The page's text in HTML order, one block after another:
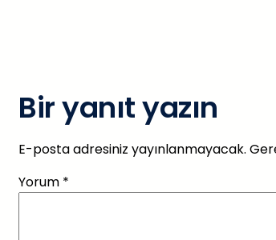
Bir yanıt yazın
E-posta adresiniz yayınlanmayacak.
Yorum *